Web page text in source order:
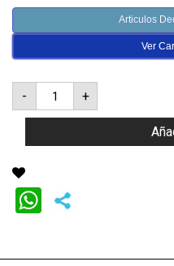
Articulos
Ver
-
Cofre
lluvia
de
sobres
+
WhatsApp